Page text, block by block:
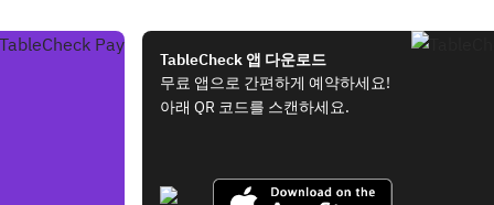
TableCheck 앱 다운로드
무료 앱으로 간편하게 예약하세요!
아래 QR 코드를 스캔하세요.